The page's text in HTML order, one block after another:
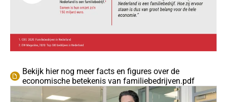
Bekijk hier nog meer facts en figures over de
economische betekenis van familiebedrijven.pdf